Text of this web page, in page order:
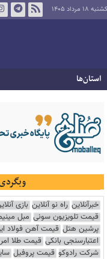
۱۸ مرداد ۱۴۰۵
استان‌ها
خبرآنلاین راه نو آنلاین بازی
قیمت تلویزیون سونی مبل
پرشین هتل قیمت آهن فولاد
اعتبارسنجی بانکی قیمت طلا
شرکت رادوکو قیمت پروفیل